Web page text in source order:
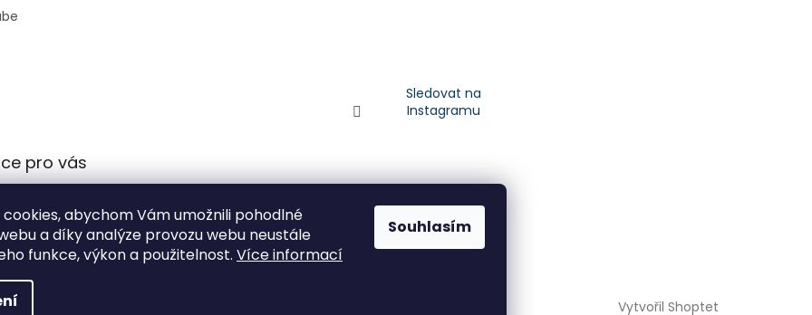
abychom Vám umožnili pohodlné
a díky analýze provozu webu neustále
funkce, výkon a použitelnost. Více informací
Souhlasím
Sledovat na
Instagramu
pro vás
Vytvořil Shoptet